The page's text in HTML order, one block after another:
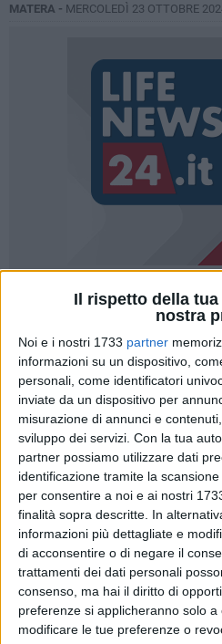
Il rispetto della
nostra
Noi e i nostri 1733 partner
informazioni su un dispositivo,
personali, come identificatori
inviate da un dispositivo per
misurazione di annunci e
sviluppo dei servizi. Con la tua
partner possiamo utilizzare dati
identificazione tramite la
per consentire a noi e ai nostri
finalità sopra descritte. In
informazioni più dettagliate e
di acconsentire o di negare il
trattamenti dei dati personali
consenso, ma hai il diritto di
preferenze si applicheranno solo
modificare le tue preferenze o
MATERA - MERCOLEDÌ 23 OTTOBRE
Al Comune di Matera si è
Raffaele Ruberto che avrà i
comunale e consiglio comunale
Inizia così la fase
della crisi politica che ha
consiglieri comunali tra cui i tre
proprio il Pd è nel mirino del
Queste le parole di oggi di
avviava con "Matera una nuova
20 giorni dopo, la segreteria
"progressista e riformista"
cadere l'amministrazione in uno
cittadini, lontano dal consiglio